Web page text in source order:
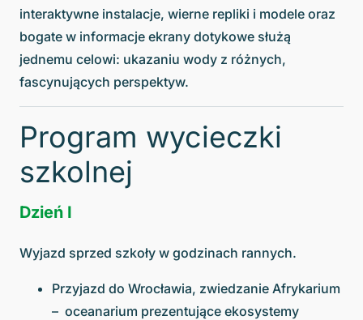
interaktywne instalacje, wierne repliki i modele oraz
bogate w informacje ekrany dotykowe służą
jednemu celowi: ukazaniu wody z różnych,
fascynujących perspektyw.
Program wycieczki
szkolnej
Dzień I
Wyjazd sprzed szkoły w godzinach rannych.
Przyjazd do Wrocławia, zwiedzanie Afrykarium
– oceanarium prezentujące ekosystemy